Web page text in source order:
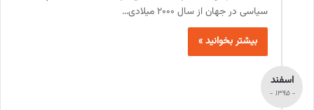
سیاسی در جهان از سال ۲۰۰۰ میلادی…
بیشتر بخوانید »
اسفند
- 1395 -